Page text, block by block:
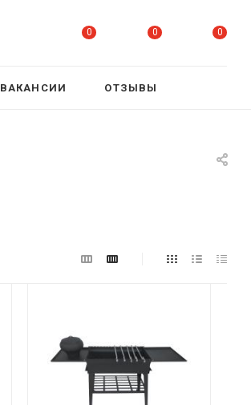
0 0 0
ВАКАНСИИ ОТЗЫВЫ